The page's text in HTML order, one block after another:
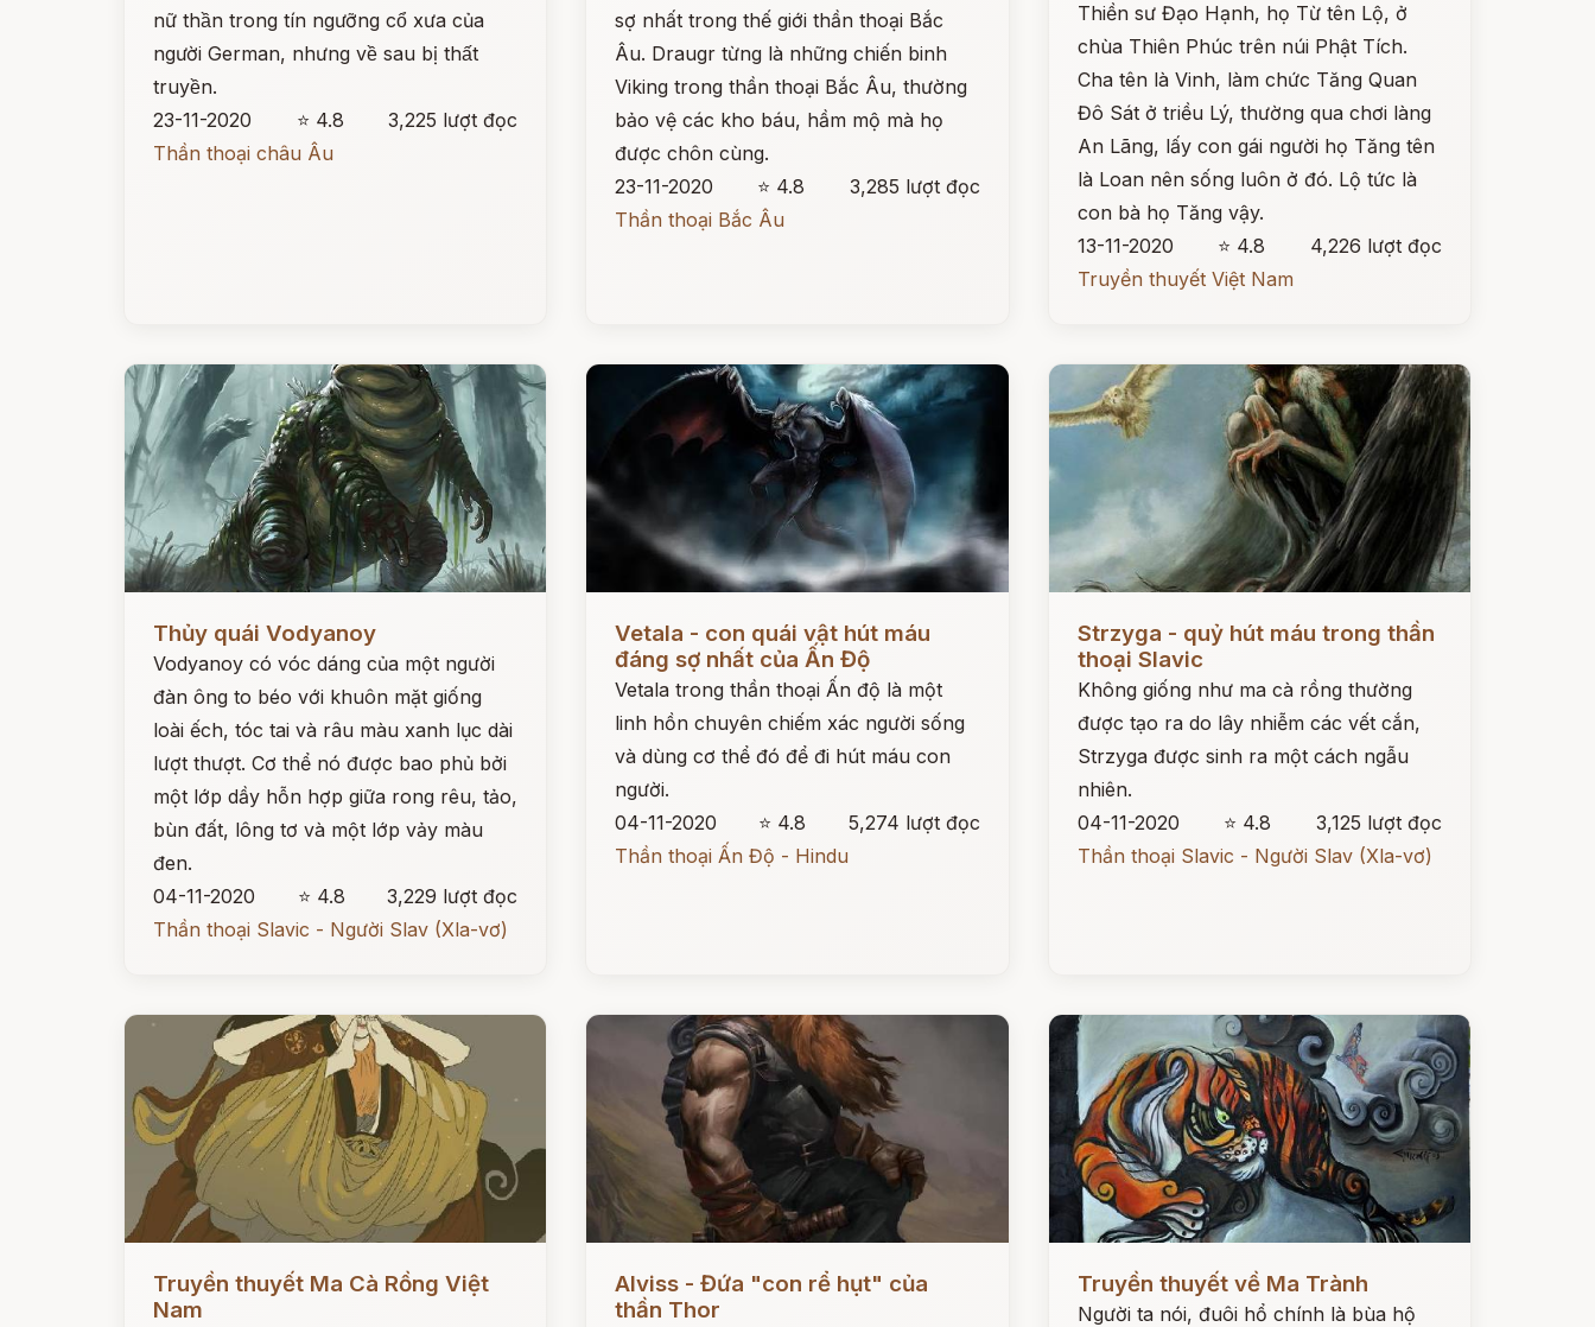
nữ thần trong tín ngưỡng cổ xưa của
người German, nhưng về sau bị thất
truyền.
23-11-2020
⭐ 4.8
3,225 lượt đọc
Thần thoại châu Âu
sợ nhất trong thế giới thần thoại Bắc
Âu. Draugr từng là những chiến binh
Viking trong thần thoại Bắc Âu, thường
bảo vệ các kho báu, hầm mộ mà họ
được chôn cùng.
23-11-2020
⭐ 4.8
3,285 lượt đọc
Thần thoại Bắc Âu
Thiền sư Đạo Hạnh, họ Từ tên Lộ, ở
chùa Thiên Phúc trên núi Phật Tích.
Cha tên là Vinh, làm chức Tăng Quan
Đô Sát ở triều Lý, thường qua chơi làng
An Lãng, lấy con gái người họ Tăng tên
là Loan nên sống luôn ở đó. Lộ tức là
con bà họ Tăng vậy.
13-11-2020
⭐ 4.8
4,226 lượt đọc
Truyền thuyết Việt Nam
Thủy quái Vodyanoy
Vodyanoy có vóc dáng của một người
đàn ông to béo với khuôn mặt giống
loài ếch, tóc tai và râu màu xanh lục dài
lượt thượt. Cơ thể nó được bao phủ bởi
một lớp dầy hỗn hợp giữa rong rêu, tảo,
bùn đất, lông tơ và một lớp vảy màu
đen.
04-11-2020
⭐ 4.8
3,229 lượt đọc
Thần thoại Slavic - Người Slav (Xla-vơ)
Vetala - con quái vật hút máu
đáng sợ nhất của Ấn Độ
Vetala trong thần thoại Ấn độ là một
linh hồn chuyên chiếm xác người sống
và dùng cơ thể đó để đi hút máu con
người.
04-11-2020
⭐ 4.8
5,274 lượt đọc
Thần thoại Ấn Độ - Hindu
Strzyga - quỷ hút máu trong thần
thoại Slavic
Không giống như ma cà rồng thường
được tạo ra do lây nhiễm các vết cắn,
Strzyga được sinh ra một cách ngẫu
nhiên.
04-11-2020
⭐ 4.8
3,125 lượt đọc
Thần thoại Slavic - Người Slav (Xla-vơ)
Đọc ngay
Truyền thuyết Ma Cà Rồng Việt
Nam
Alviss - Đứa "con rể hụt" của
thần Thor
Đọc ngay
Truyền thuyết về Ma Trành
Người ta nói, đuôi hổ chính là bùa hộ